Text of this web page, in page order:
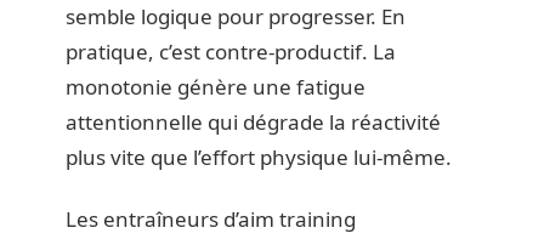
semble logique pour progresser. En
pratique, c’est contre-productif. La
monotonie génère une fatigue
attentionnelle qui dégrade la réactivité
plus vite que l’effort physique lui-même.
Les entraîneurs d’aim training